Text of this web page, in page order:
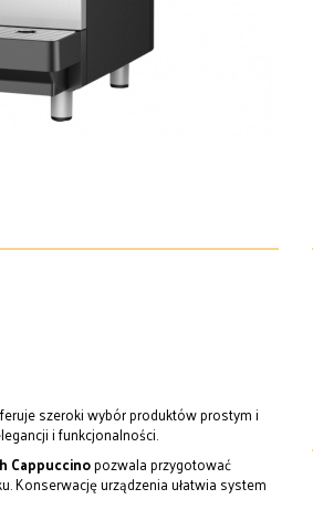
szeroki wybór produktów prostym i
i funkcjonalności.
Cappuccinopozwala przygotować
Konserwację urządzenia ułatwia system